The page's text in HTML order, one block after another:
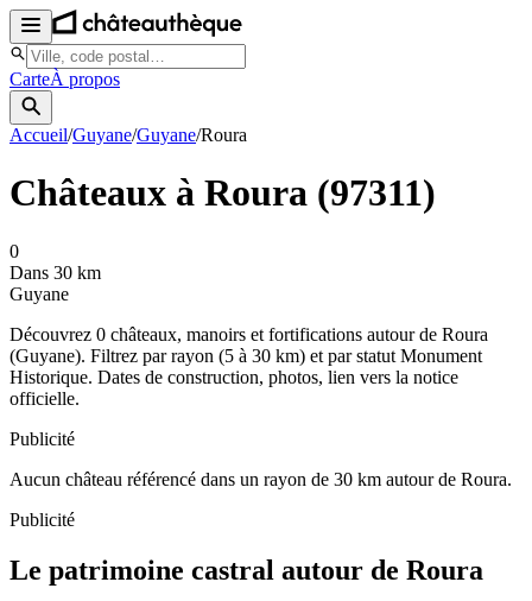
CarteÀ propos
Accueil/Guyane/Guyane/Roura
Châteaux à Roura (97311)
0
Dans 30 km
Guyane
Découvrez 0 châteaux, manoirs et fortifications autour de Roura
(Guyane). Filtrez par rayon (5 à 30 km) et par statut Monument
Historique. Dates de construction, photos, lien vers la notice
officielle.
Publicité
Aucun château référencé dans un rayon de 30 km autour de Roura.
Publicité
Le patrimoine castral autour de Roura